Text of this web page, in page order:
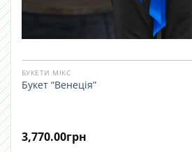
БУКЕТИ МІКС
Букет “Венеція”
3,770.00грн